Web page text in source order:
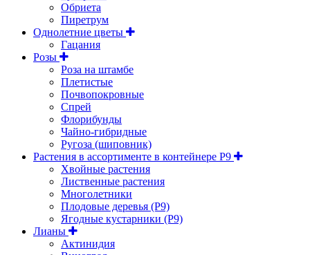
Обриета
Пиретрум
Однолетние цветы
Гацания
Розы
Роза на штамбе
Плетистые
Почвопокровные
Спрей
Флорибунды
Чайно-гибридные
Ругоза (шиповник)
Растения в ассортименте в контейнере P9
Хвойные растения
Лиственные растения
Многолетники
Плодовые деревья (Р9)
Ягодные кустарники (Р9)
Лианы
Актинидия